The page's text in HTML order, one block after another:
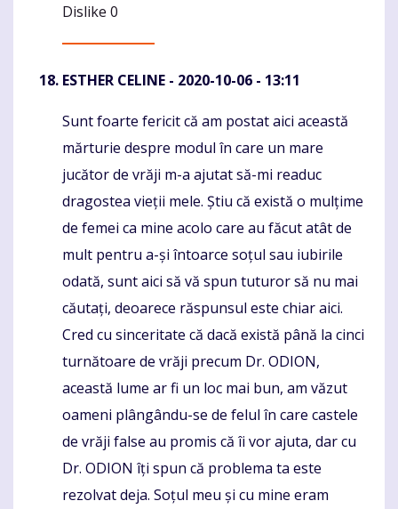
Dislike 0
ESTHER CELINE - 2020-10-06 - 13:11
Komentaras
Sunt foarte fericit că am postat aici această
mărturie despre modul în care un mare
jucător de vrăji m-a ajutat să-mi readuc
dragostea vieții mele. Știu că există o mulțime
de femei ca mine acolo care au făcut atât de
mult pentru a-și întoarce soțul sau iubirile
odată, sunt aici să vă spun tuturor să nu mai
căutați, deoarece răspunsul este chiar aici.
Cred cu sinceritate că dacă există până la cinci
turnătoare de vrăji precum Dr. ODION,
această lume ar fi un loc mai bun, am văzut
oameni plângându-se de felul în care castele
de vrăji false au promis că îi vor ajuta, dar cu
Dr. ODION îți spun că problema ta este
rezolvat deja. Soțul meu și cu mine eram